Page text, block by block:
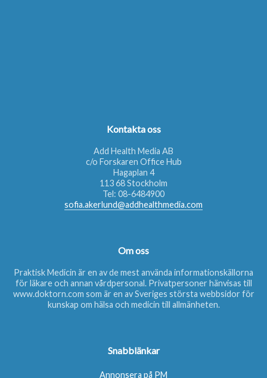
Kontakta oss
Add Health Media AB
c/o Forskaren Office Hub
Hagaplan 4
113 68 Stockholm
Tel: 08-6484900
sofia.akerlund@addhealthmedia.com
Om oss
Praktisk Medicin är en av de mest använda informationskällorna
för läkare och annan vårdpersonal. Privatpersoner hänvisas till
www.doktorn.com som är en av Sveriges största webbsidor för
kunskap om hälsa och medicin till allmänheten.
Snabblänkar
Annonsera på PM